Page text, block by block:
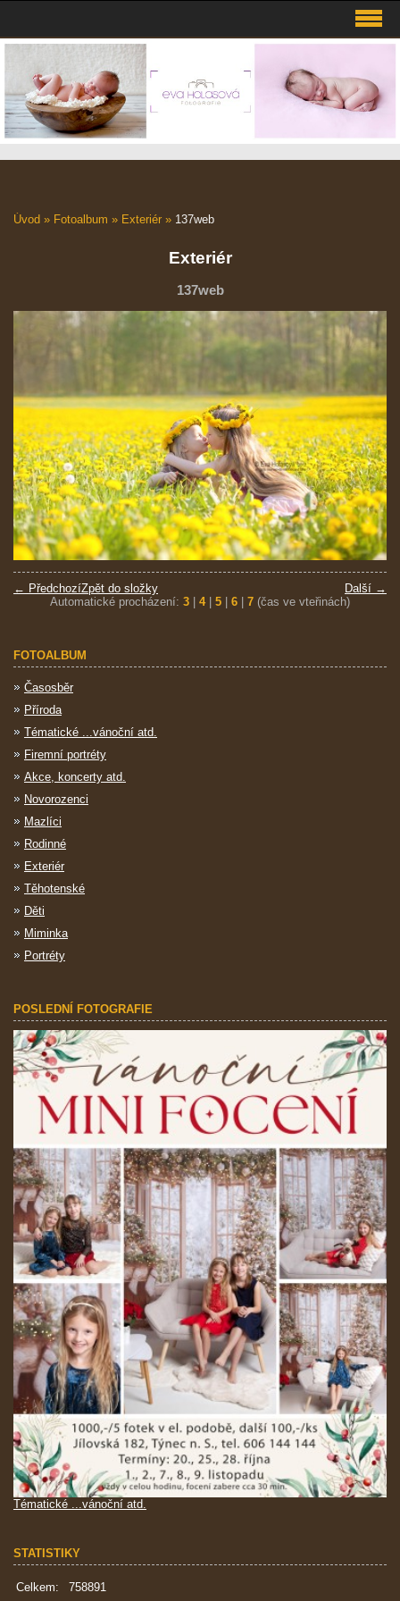
Úvod » Fotoalbum » Exteriér » 137web
Exteriér
137web
← Předchozí Další →
Zpět do složky
Automatické procházení: 3 4| 5 6 7 (čas ve vteřinách)
FOTOALBUM
Časosběr
Příroda
Tématické ...vánoční atd.
Firemní portréty
Akce, koncerty atd.
Novorozenci
Mazlíci
Rodinné
Exteriér
Těhotenské
Děti
Miminka
Portréty
POSLEDNÍ FOTOGRAFIE
Tématické ...vánoční atd.
STATISTIKY
Celkem: 758891